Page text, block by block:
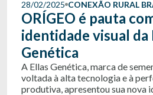
28/02/2025 CONEXÃO RURAL
ORÍGEO é pauta
identidade visual da
Genética
A Ellas Genética, marca de
voltada à alta tecnologia e à
produtiva, apresentou sua nova